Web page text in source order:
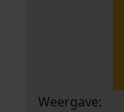
Weergave: